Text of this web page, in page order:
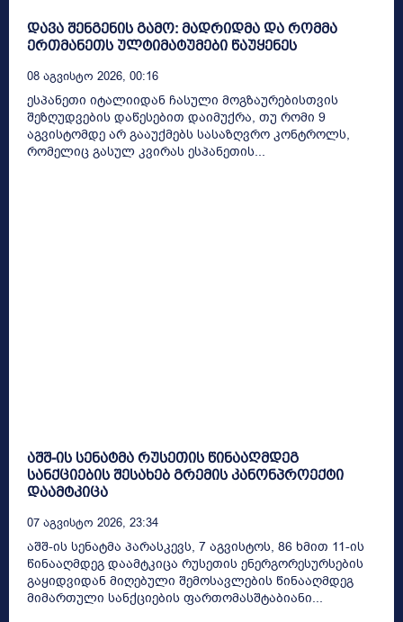
დავა შენგენის გამო: მადრიდმა და რომმა
ერთმანეთს ულტიმატუმები წაუყენეს
08 Აგვისტო 2026, 00:16
ესპანეთი იტალიიდან ჩასული მოგზაურებისთვის
შეზღუდვების დაწესებით დაიმუქრა, თუ რომი 9
აგვისტომდე არ გააუქმებს სასაზღვრო კონტროლს,
რომელიც გასულ კვირას ესპანეთის...
აშშ-ის სენატმა რუსეთის წინააღმდეგ
სანქციების შესახებ გრემის კანონპროექტი
დაამტკიცა
07 Აგვისტო 2026, 23:34
აშშ-ის სენატმა პარასკევს, 7 აგვისტოს, 86 ხმით 11-ის
წინააღმდეგ დაამტკიცა რუსეთის ენერგორესურსების
გაყიდვიდან მიღებული შემოსავლების წინააღმდეგ
მიმართული სანქციების ფართომასშტაბიანი...